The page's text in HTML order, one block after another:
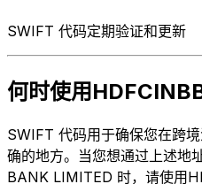
SWIFT 代码定期验证和更新
何时使用
SWIFT 代码用于确保您在跨
确的地方。当您想通过上述地
BANK LIMITED 时，请使用